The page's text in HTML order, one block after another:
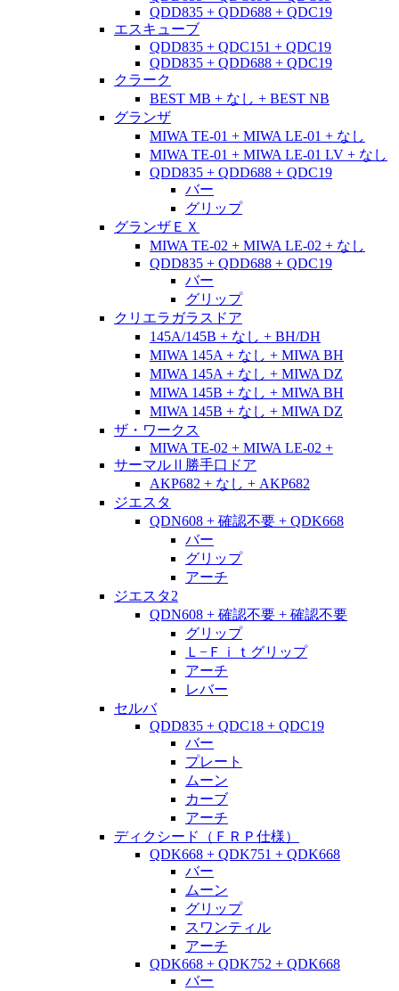
QDD835 + QDD688 + QDC19
エスキューブ
QDD835 + QDC151 + QDC19
QDD835 + QDD688 + QDC19
クラーク
BEST MB + なし + BEST NB
グランザ
MIWA TE-01 + MIWA LE-01 + なし
MIWA TE-01 + MIWA LE-01 LV + なし
QDD835 + QDD688 + QDC19
バー
グリップ
グランザＥＸ
MIWA TE-02 + MIWA LE-02 + なし
QDD835 + QDD688 + QDC19
バー
グリップ
クリエラガラスドア
145A/145B + なし + BH/DH
MIWA 145A + なし + MIWA BH
MIWA 145A + なし + MIWA DZ
MIWA 145B + なし + MIWA BH
MIWA 145B + なし + MIWA DZ
ザ・ワークス
MIWA TE-02 + MIWA LE-02 +
サーマルⅡ勝手口ドア
AKP682 + なし + AKP682
ジエスタ
QDN608 + 確認不要 + QDK668
バー
グリップ
アーチ
ジエスタ2
QDN608 + 確認不要 + 確認不要
グリップ
Ｌ−Ｆｉｔグリップ
アーチ
レバー
セルバ
QDD835 + QDC18 + QDC19
バー
プレート
ムーン
カーブ
アーチ
ディクシード（ＦＲＰ仕様）
QDK668 + QDK751 + QDK668
バー
ムーン
グリップ
スワンティル
アーチ
QDK668 + QDK752 + QDK668
バー